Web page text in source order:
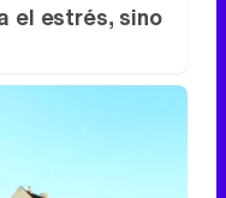
el estrés, sino